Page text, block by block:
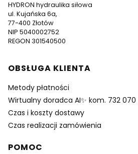
HYDRON hydraulika siłowa
ul. Kujańska 6a,
77-400 Złotów
NIP 5040002752
REGON 301540500
Linki w stopce
OBSŁUGA KLIENTA
Metody płatności
Wirtualny doradca AI✨ kom. 732 070
Czas i koszty dostawy
Czas realizacji zamówienia
POMOC